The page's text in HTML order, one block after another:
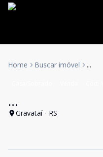
Home Buscar imóvel ...
...
Gravataí - RS